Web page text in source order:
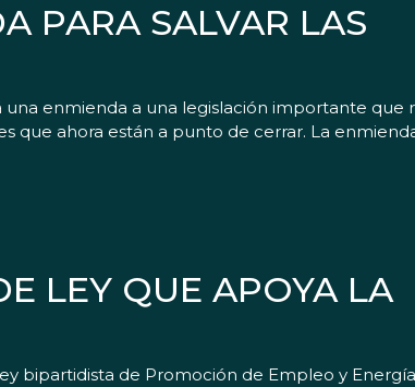
PARA SALVAR LAS
una enmienda a una legislación importante que
que ahora están a punto de cerrar. La
LEY QUE APOYA LA
bipartidista de Promoción de Empleo y